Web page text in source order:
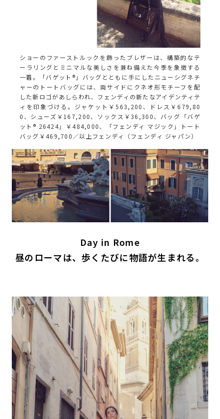
ショーのファーストルックを飾ったブレザーは、構築的なテ
ーラリングとミニマルな美しさを兼ね備えた今季を象徴する
一着。「バゲット®」バッグとともに手にしたニューシグネチ
ャーのトートバッグには、両サイドにクネオ形モチーフを配
した新ロゴがあしらわれ、フェンディの新たなアイデンティテ
ィを印象づける。ジャケット￥563,200、ドレス￥679,80
0、シューズ￥167,200、ソックス￥36,300、バッグ「バゲ
ット® 26424」￥484,000、「フェンディ マジック」トート
バッグ￥469,700／以上フェンディ（フェンディ ジャパン）
Day in Rome
昼のローマは、歩くたびに物語が生まれる。